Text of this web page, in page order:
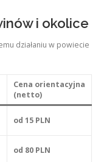
i okolice
działaniu w powiecie
Cena orientacyjna
(netto)
od 15 PLN
od 80 PLN